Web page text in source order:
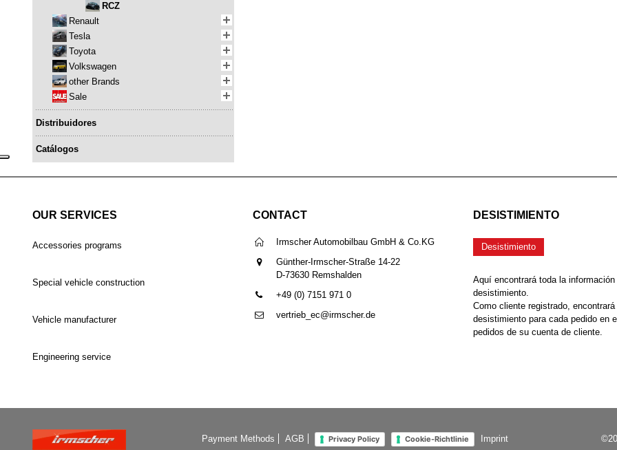
RCZ
Renault
Tesla
Toyota
Volkswagen
other Brands
Sale
Distribuidores
Catálogos
OUR SERVICES
Accessories programs
Special vehicle construction
Vehicle manufacturer
Engineering service
CONTACT
Irmscher Automobilbau GmbH & Co.KG
Günther-Irmscher-Straße 14-22
D-73630 Remshalden
+49 (0) 7151 971 0
vertrieb_ec@irmscher.de
DESISTIMIENTO
Desistimiento
Aquí encontrará toda la información
desistimiento.
Como cliente registrado,
desistimiento para cada pedido en
pedidos de su cuenta de cliente.
Payment Methods AGB Privacy Policy Cookie-Richtlinie Imprint